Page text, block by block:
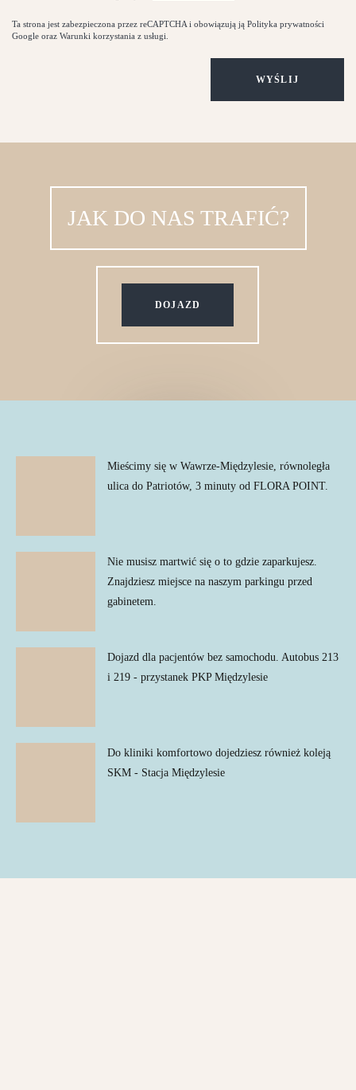
Ta strona jest zabezpieczona przez reCAPTCHA i obowiązują ją Polityka prywatności
Google oraz Warunki korzystania z usługi.
JAK DO NAS TRAFIĆ?
DOJAZD
Mieścimy się w Wawrze-Międzylesie, równoległa
ulica do Patriotów, 3 minuty od FLORA POINT.
Nie musisz martwić się o to gdzie zaparkujesz.
Znajdziesz miejsce na naszym parkingu przed
gabinetem.
Dojazd dla pacjentów bez samochodu. Autobus 213
i 219 - przystanek PKP Międzylesie
Do kliniki komfortowo dojedziesz również koleją
SKM - Stacja Międzylesie